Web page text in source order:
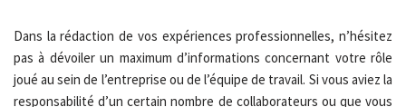
Dans la rédaction de vos expériences professionnelles, n’hésitez
pas à dévoiler un maximum d’informations concernant votre rôle
joué au sein de l’entreprise ou de l’équipe de travail. Si vous aviez la
responsabilité d’un certain nombre de collaborateurs ou que vous